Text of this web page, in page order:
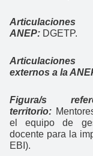
ANEP: DGETP.
externos a la
Figura/s
territorio:
el equipo de
docente para la
EBI).